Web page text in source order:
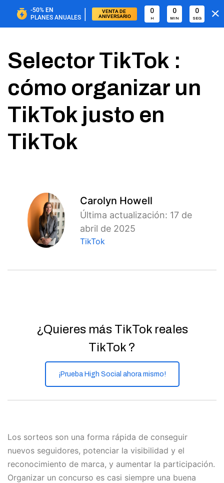
-50% EN
PLANES ANUALES |
VENTA DE
ANIVERSARIO
0
H
0
MIN
0
SEG
Selector TikTok :
cómo organizar un
TikTok justo en
TikTok
Carolyn Howell
Última actualización: 17 de
abril de 2025
TikTok
¿Quieres más TikTok reales
TikTok ?
¡Prueba High Social ahora mismo!
Los sorteos son una forma rápida de conseguir
nuevos seguidores, potenciar la visibilidad y el
reconocimiento de marca, y aumentar la participación.
Organizar un concurso es casi siempre una buena